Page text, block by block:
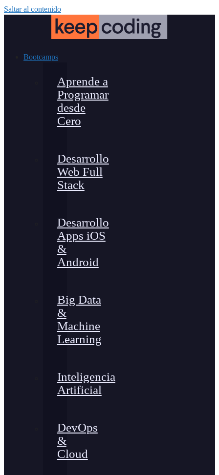
Saltar al contenido
Bootcamps
Aprende a
Programar
desde
Cero
Desarrollo
Web Full
Stack
Desarrollo
Apps iOS
&
Android
Big Data
&
Machine
Learning
Inteligencia
Artificial
DevOps
&
Cloud